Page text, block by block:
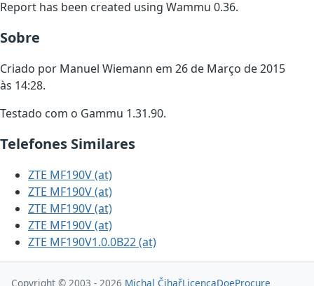
Report has been created using Wammu 0.36.
Sobre
Criado por Manuel Wiemann em 26 de Março de 2015
às 14:28.
Testado com o Gammu 1.31.90.
Telefones Similares
ZTE MF190V (at)
ZTE MF190V (at)
ZTE MF190V (at)
ZTE MF190V (at)
ZTE MF190V1.0.0B22 (at)
Copyright © 2003 - 2026 Michal ČihařLicençaDoeProcure